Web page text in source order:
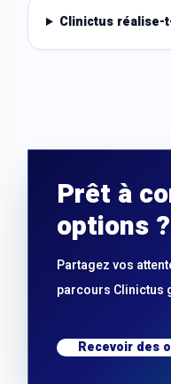
Clinictus réalise-
Prêt à
options ?
Partagez vos
parcours Clinictus
Recevoir des